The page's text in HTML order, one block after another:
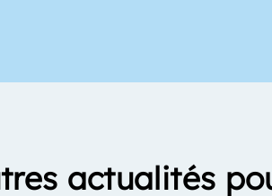
actualités